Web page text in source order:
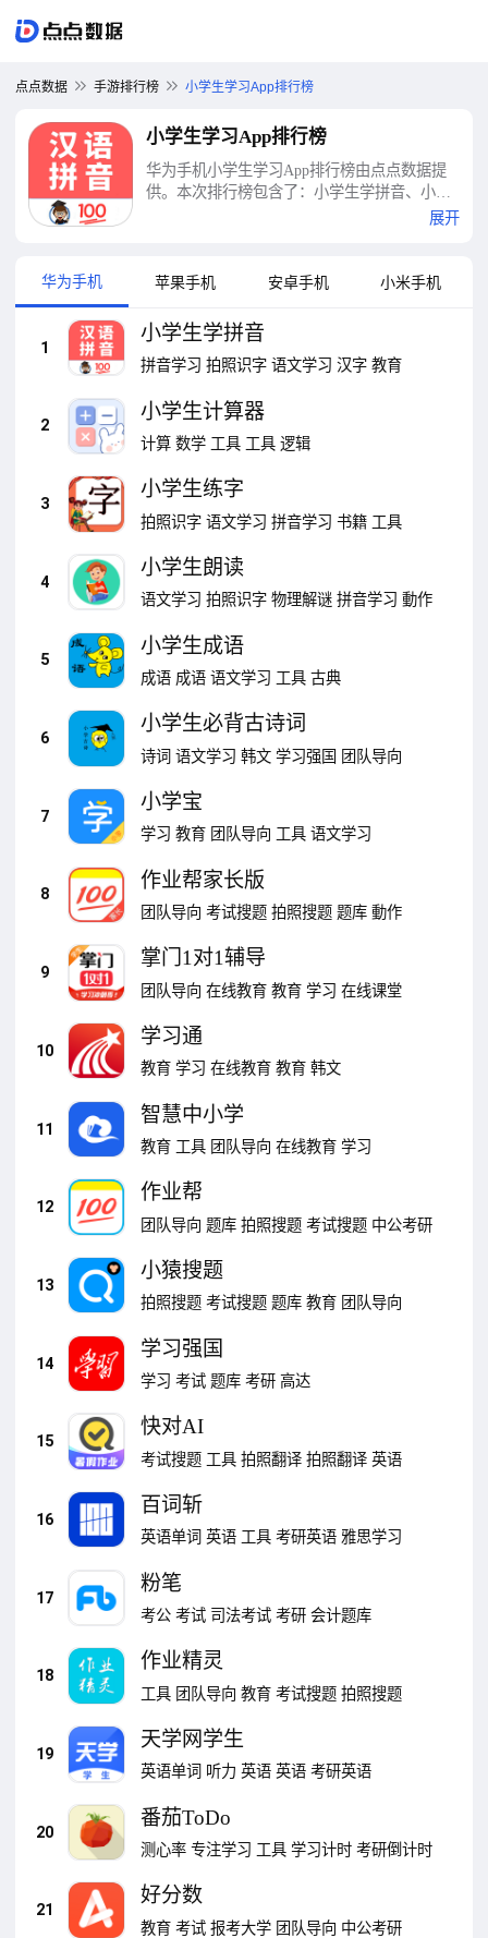
点点数据 手游排行榜 小学生学习App排行榜
小学生学习App排行榜
华为手机小学生学习App排行榜由点点数据提
供。本次排行榜包含了：小学生学拼音、小学
生计算器、小学生练字、小学生朗读、小学生
习App排行榜
展开
华为手机 苹果手机 安卓手机 小米手机
1
小学生学拼音
拼音学习 拍照识字 语文学习 汉字 教育
2
小学生计算器
计算 数学 工具 工具 逻辑
3
小学生练字
拍照识字 语文学习 拼音学习 书籍 工具
4
小学生朗读
语文学习 拍照识字 物理解谜 拼音学习 動作
5
小学生成语
成语 成语 语文学习 工具 古典
6
小学生必背古诗词
诗词 语文学习 韩文 学习强国 团队导向
7
小学宝
学习 教育 团队导向 工具 语文学习
8
作业帮家长版
团队导向 考试搜题 拍照搜题 题库 動作
9
掌门1对1辅导
团队导向 在线教育 教育 学习 在线课堂
10
学习通
教育 学习 在线教育 教育 韩文
11
智慧中小学
教育 工具 团队导向 在线教育 学习
12
作业帮
团队导向 题库 拍照搜题 考试搜题 中公考研
13
小猿搜题
拍照搜题 考试搜题 题库 教育 团队导向
14
学习强国
学习 考试 题库 考研 高达
15
快对AI
考试搜题 工具 拍照翻译 拍照翻译 英语
16
百词斩
英语单词 英语 工具 考研英语 雅思学习
17
粉笔
考公 考试 司法考试 考研 会计题库
18
作业精灵
工具 团队导向 教育 考试搜题 拍照搜题
19
天学网学生
英语单词 听力 英语 英语 考研英语
20
番茄ToDo
测心率 专注学习 工具 学习计时 考研倒计时
21
好分数
教育 考试 报考大学 团队导向 中公考研